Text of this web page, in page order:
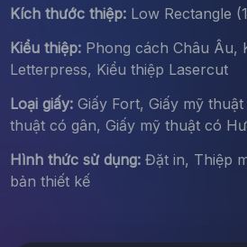
Kích thước thiệp:Low Rectangle
Kiểu thiệp:Phong cách Châu Âu,
Letterpress, Kiểu thiệp Lasercut
Loại giấy:Giấy Fort, Giấy mỹ
thuật có gân, Giấy mỹ thuật có
Hình thức sử dụng:Đặt in, Thiệp
bản thiết kế